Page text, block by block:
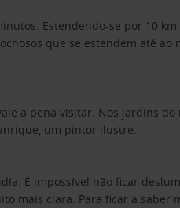
Estendendo-se por 10
que se estendem até
a pena visitar. Nos jardins
um pintor ilustre.
É impossível não ficar
mais clara. Para ficar a saber